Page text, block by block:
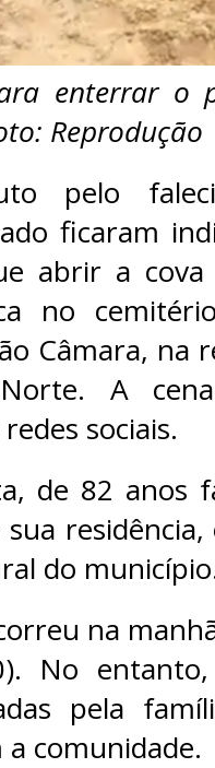
enterrar o
Reprodução
pelo
ficaram
abrir a
no
Câmara, na
A
sociais.
de 82 anos
do
na
No
pela
comunidade.